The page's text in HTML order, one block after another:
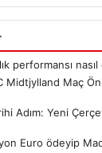
performansı
Midtjylland Maç
Adım: Yeni
Euro ödeyip